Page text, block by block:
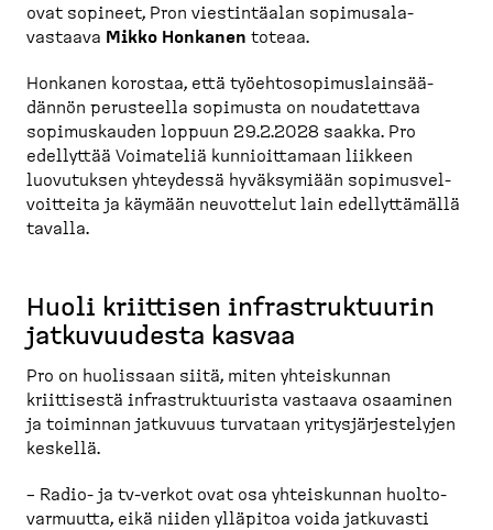
ovat sopineet, Pron viestin­täalan sopimusa­la­
vastaava Mikko Honkanen toteaa.
Honkanen korostaa, että työehto­so­pi­mus­lain­sää­
dännön perusteella sopimusta on noudatettava
sopimus­kauden loppuun 29.2.2028 saakka. Pro
edellyttää Voimateliä kunnioit­tamaan liikkeen
luovutuksen yhteydessä hyväksymiään sopimus­vel­
voitteita ja käymään neuvottelut lain edellyt­tämällä
tavalla.
Huoli kriittisen infrastruk­tuurin
jatkuvuudesta kasvaa
Pro on huolissaan siitä, miten yhteis­kunnan
kriittisestä infrastruk­tuurista vastaava osaaminen
ja toiminnan jatkuvuus turvataan yritys­jär­jes­telyjen
keskellä.
– Radio-​ ja tv-​verkot ovat osa yhteis­kunnan huolto­
var­muutta, eikä niiden ylläpitoa voida jatkuvasti